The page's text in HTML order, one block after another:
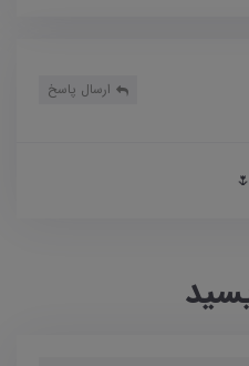
ارسال پاسخ